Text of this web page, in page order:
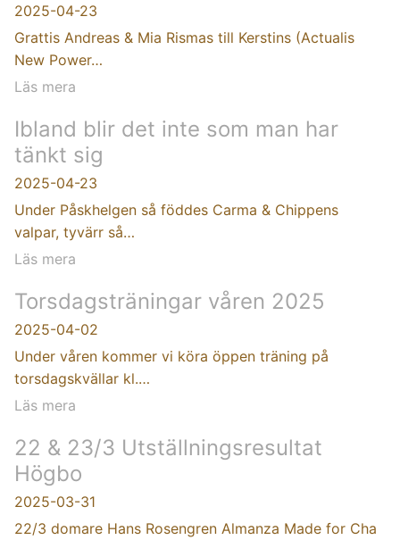
2025-04-23
Grattis Andreas & Mia Rismas till Kerstins (Actualis
New Power…
Läs mera
Ibland blir det inte som man har
tänkt sig
2025-04-23
Under Påskhelgen så föddes Carma & Chippens
valpar, tyvärr så…
Läs mera
Torsdagsträningar våren 2025
2025-04-02
Under våren kommer vi köra öppen träning på
torsdagskvällar kl.…
Läs mera
22 & 23/3 Utställningsresultat
Högbo
2025-03-31
22/3 domare Hans Rosengren Almanza Made for Cha